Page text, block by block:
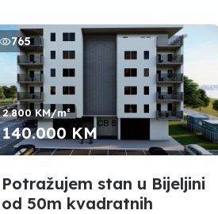
765
2.800 KM/m²
140.000 KM
Potražujem stan u Bijeljini
od 50m kvadratnih